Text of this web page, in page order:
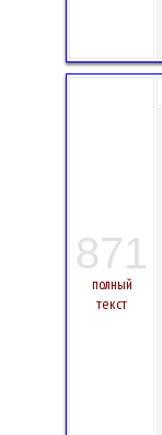
871
полный
текст